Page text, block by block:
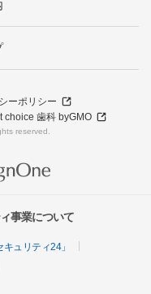
ーポリシー
choice 歯科 byGMO
reserved.
事業について
ュリティ24」